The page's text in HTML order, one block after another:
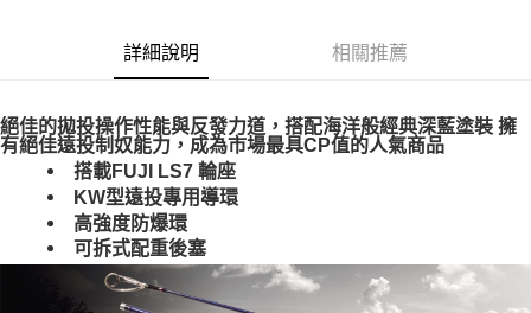
１．透過由恩沛科技股份有限公司提供之「AFTEE先享後付」服務完成之交
https://aftee.tw/terms/#terms3
３．未成年的使用者請事先徵得法定代理人或監護人之同意方可使用
「AFTEE先享後付」，若未經同意申辦者引起之損失，本公司不負相關責
任。
４．使用「AFTEE先享後付」時，將依據個別帳號之用戶狀況，依本公司即
時審查核予不同之上限額度；若仍有額度不足之情形，本公司將視審查結果
請求用戶進行身份認證。
５．嚴禁一人註冊多個帳號或使用他人資訊註冊。若發現惡意使用之情形，
恩沛科技股份有限公司將有權停止該用戶之使用額度並採取法律行動。
國家/地區配送(**下單前請私訊客服確認實際運費(運費另
詳細說明 相關推薦
絕佳的拋投操作性能與反發力道，搭配海洋般經典深藍塗裝 擁
有絕佳遠投制奴能力，成為市場最具CP值的人氣商品
搭載FUJI LS7 輪座
KW型遠投專用導環
高強度防爆環
可拆式配重後塞